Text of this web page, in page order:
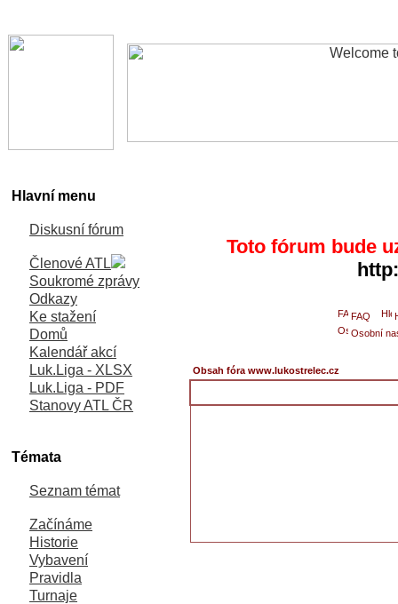
Hlavní menu
Diskusní fórum
Členové ATL
Soukromé zprávy
Odkazy
Ke stažení
Domů
Kalendář akcí
Luk.Liga - XLSX
Luk.Liga - PDF
Stanovy ATL ČR
Témata
Seznam témat
Začínáme
Historie
Vybavení
Pravidla
Turnaje
Toto fórum bude
FAQ
Osobní
Obsah fóra www.lukostrelec.cz